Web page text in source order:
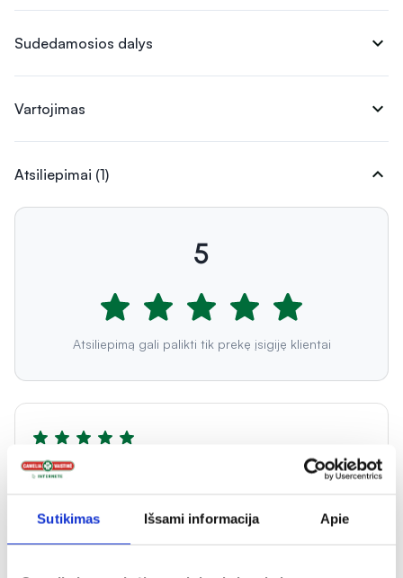
Sutikimas Išsami informacija Apie
Sudedamosios dalys expand_more
Vartojimas expand_more
Atsiliepimai (1) expand_more
5
Atsiliepimą gali palikti tik prekę įsigiję klientai
Justina
drėkina, nelipnus, bekvapis.